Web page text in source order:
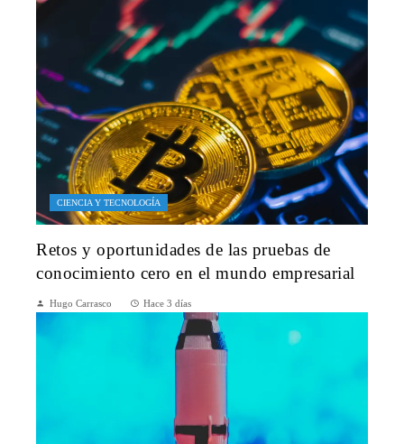
CIENCIA Y TECNOLOGÍA
Retos y oportunidades de las pruebas de
conocimiento cero en el mundo empresarial
Hugo Carrasco Hace 3 días